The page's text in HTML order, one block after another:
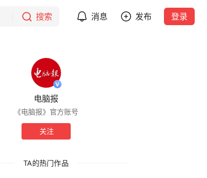
搜索 消息 发布 登录
电脑报
《电脑报》官方账号
关注
TA的热门作品